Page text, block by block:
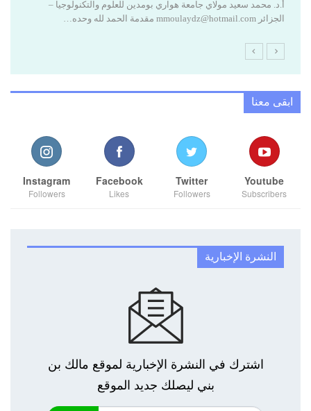
ابقى معنا
Youtube
Subscribers
Twitter
Followers
Facebook
Likes
Instagram
Followers
النشرة الإخبارية
اشترك في النشرة الإخبارية لموقع مالك بن
بني ليصلك جديد الموقع